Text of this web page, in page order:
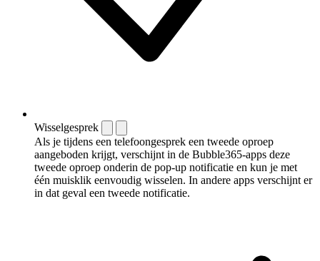
Wisselgesprek
Als je tijdens een telefoongesprek een tweede oproep
aangeboden krijgt, verschijnt in de Bubble365-apps deze
tweede oproep onderin de pop-up notificatie en kun je met
één muisklik eenvoudig wisselen. In andere apps verschijnt er
in dat geval een tweede notificatie.